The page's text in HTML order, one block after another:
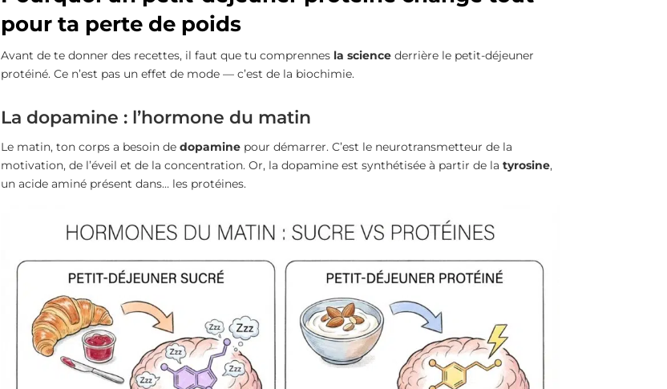
pour ta perte de poids
Avant de te donner des recettes, il faut que tu comprennes la sciencederrière le petit-déjeuner
protéiné. Ce n’est pas un effet de mode — c’est de la biochimie.
La dopamine : l’hormone du matin
Le matin, ton corps a besoin de dopaminepour démarrer. C’est le neurotransmetteur de la
motivation, de l’éveil et de la concentration. Or, la dopamine est synthétisée à partir de la tyrosine,
un acide aminé présent dans… les protéines.